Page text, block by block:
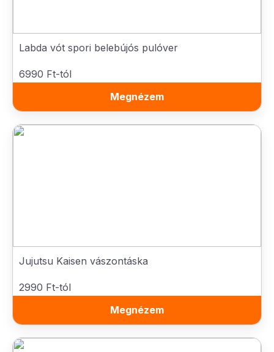
Labda vót spori belebújós pulóver
6990 Ft-tól
Megnézem
Jujutsu Kaisen vászontáska
2990 Ft-tól
Megnézem